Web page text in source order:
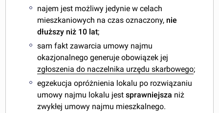
najem jest możliwy jedynie w celach
mieszkaniowych na czas oznaczony, nie
dłuższy niż 10 lat;
sam fakt zawarcia umowy najmu
okazjonalnego generuje obowiązek jej
zgłoszenia do naczelnika urzędu skarbowego;
egzekucja opróżnienia lokalu po rozwiązaniu
umowy najmu lokalu jestsprawniejsza niż
zwykłej umowy najmu mieszkalnego.